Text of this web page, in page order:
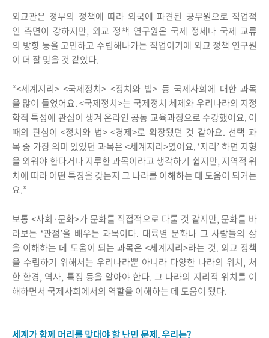
외교관은 정부의 정책에 따라 외국에 파견된 공무원으로 직업적
인 측면이 강하지만, 외교 정책 연구원은 국제 정세나 국제 교류
의 방향 등을 고민하고 수립해나가는 직업이기에 외교 정책 연구원
이 더 잘 맞을 것 같았다.
“<세계지리> <국제정치> <정치와 법> 등 국제사회에 대한 과목
을 많이 들었어요. <국제정치>는 국제정치 체제와 우리나라의 지정
학적 특성에 관심이 생겨 온라인 공동 교육과정으로 수강했어요. 이
때의 관심이 <정치와 법> <경제>로 확장됐던 것 같아요. 선택 과
목 중 가장 의미 있었던 과목은 <세계지리>였어요. ‘지리’ 하면 지형
을 외워야 한다거나 지루한 과목이라고 생각하기 쉽지만, 지역적 위
치에 따라 어떤 특징을 갖는지 그 나라를 이해하는 데 도움이 되거든
요.”
보통 <사회·문화>가 문화를 직접적으로 다룰 것 같지만, 문화를 바
라보는 ‘관점’을 배우는 과목이다. 대륙별 문화나 그 사람들의 삶
을 이해하는 데 도움이 되는 과목은 <세계지리>라는 것. 외교 정책
을 수립하기 위해서는 우리나라뿐 아니라 다양한 나라의 위치, 처
한 환경, 역사, 특징 등을 알아야 한다. 그 나라의 지리적 위치를 이
해하면서 국제사회에서의 역할을 이해하는 데 도움이 됐다.
세계가 함께 머리를 맞대야 할 난민 문제, 우리는?